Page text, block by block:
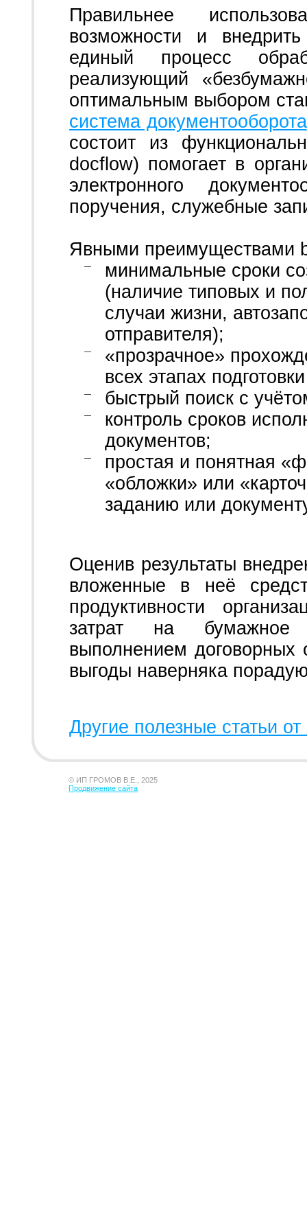
Правильнее
возможности и
единый процесс
реализующий
оптимальным выбором
система документооборота
состоит из
docflow) помогает в
электронного
поручения, служебные
Явными преимуществами
минимальные сроки
(наличие типовых и
случаи жизни,
отправителя);
«прозрачное»
всех этапах
быстрый поиск с
контроль сроков
документов;
простая и понятная
«обложки» или
заданию или
Оценив результаты
вложенные в неё
продуктивности
затрат на бумажное
выполнением договорных
выгоды наверняка
Другие полезные статьи
© ИП ГРОМОВ В.Е., 2025
Продвижение сайта